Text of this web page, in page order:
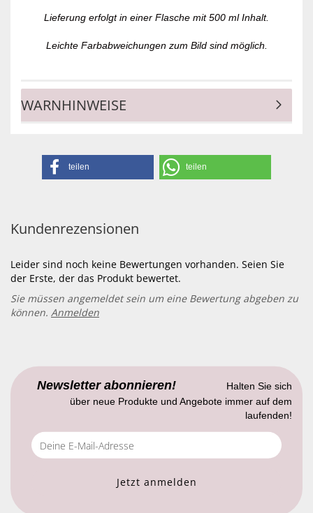
Lieferung erfolgt in einer Flasche mit 500 ml Inhalt.
Leichte Farbabweichungen zum Bild sind möglich.
WARNHINWEISE
teilen teilen
Kundenrezensionen
Leider sind noch keine Bewertungen vorhanden. Seien Sie
der Erste, der das Produkt bewertet.
Sie müssen angemeldet sein um eine Bewertung abgeben zu
können. Anmelden
Newsletter abonnieren!
Halten Sie sich
über neue Produkte und Angebote immer auf dem
laufenden!